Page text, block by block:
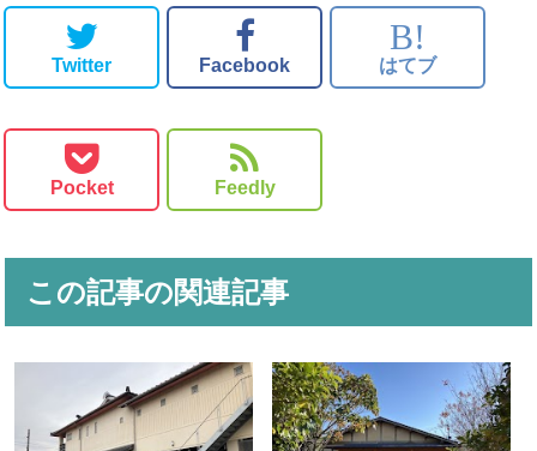
Twitter Facebook
B!
はてブ
Pocket Feedly
この記事の関連記事